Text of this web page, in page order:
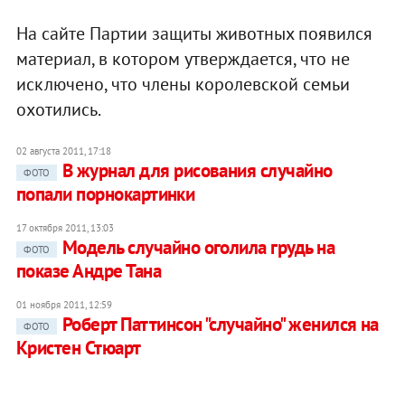
На сайте Партии защиты животных появился
материал, в котором утверждается, что не
исключено, что члены королевской семьи
охотились.
02 августа 2011, 17:18
ФОТО
В журнал для рисования случайно
попали порнокартинки
17 октября 2011, 13:03
ФОТО
Модель случайно оголила грудь на
показе Андре Тана
01 ноября 2011, 12:59
ФОТО
Роберт Паттинсон "случайно" женился на
Кристен Стюарт